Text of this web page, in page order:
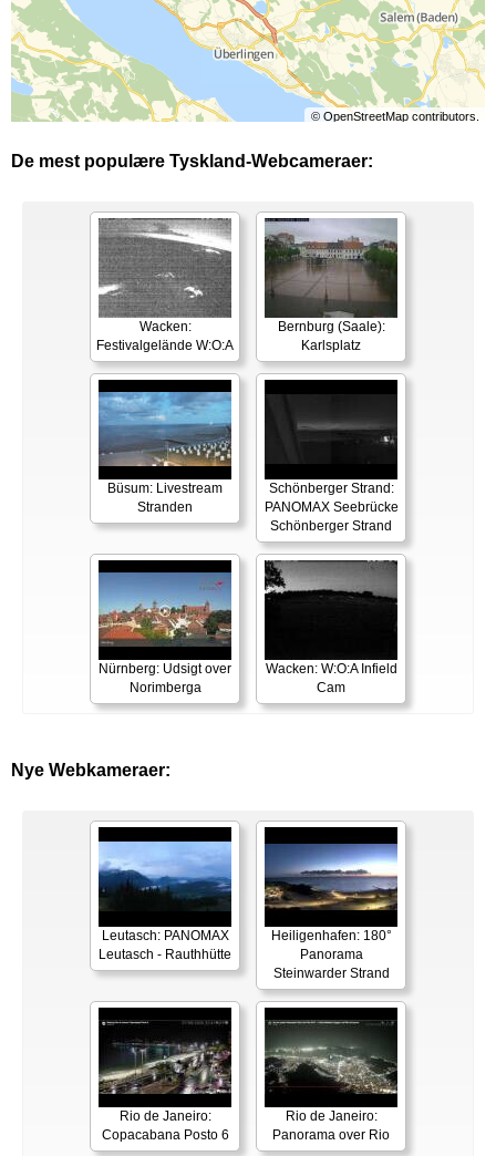
© OpenStreetMapcontributors.
De mest populære Tyskland-Webcameraer:
Wacken:
Festivalgelände W:O:A
Bernburg (Saale):
Karlsplatz
Büsum: Livestream
Stranden
Schönberger Strand:
PANOMAX Seebrücke
Schönberger Strand
Nürnberg: Udsigt over
Norimberga
Wacken: W:O:A Infield
Cam
Nye Webkameraer:
Leutasch: PANOMAX
Leutasch - Rauthhütte
Heiligenhafen: 180°
Panorama
Steinwarder Strand
Rio de Janeiro:
Copacabana Posto 6
Rio de Janeiro:
Panorama over Rio